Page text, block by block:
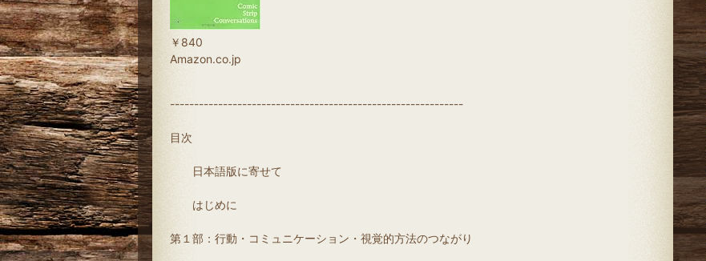
￥840
Amazon.co.jp
-------------------------------------------------------------
目次
日本語版に寄せて
はじめに
第１部：行動・コミュニケーション・視覚的方法のつながり